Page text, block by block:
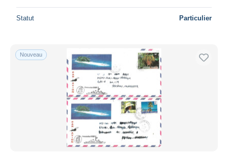
Statut Particulier
Nouveau